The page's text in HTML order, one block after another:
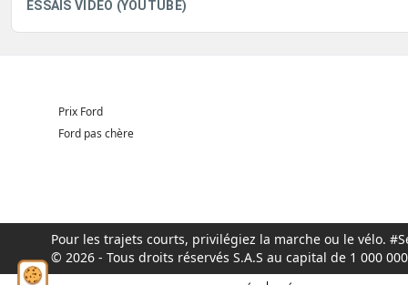
ESSAIS VIDÉO (YOUTUBE)
Prix Ford
Ford pas chère
Pour les trajets courts, privilégiez la marche ou le vélo.
© 2026 - Tous droits réservés S.A.S au capital de 1 000